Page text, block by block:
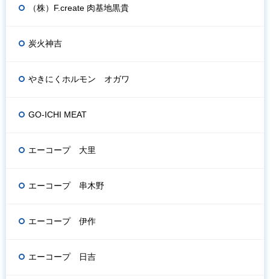
（株）F.create 肉基地黒貴
炭火神吉
やきにくホルモン オガワ
GO-ICHI MEAT
エーコープ 大里
エーコープ 串木野
エーコープ 伊作
エーコープ 日吉